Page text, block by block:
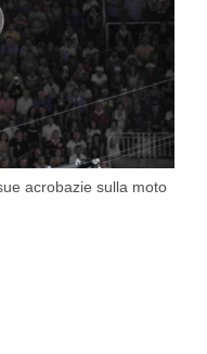
acrobazie sulla moto